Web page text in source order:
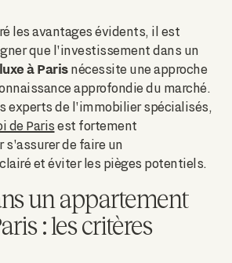
les avantages évidents, il est
que l'investissement dans un
à Parisnécessite une approche
approfondie du marché.
experts de l'immobilier spécialisés,
de Parisest fortement
s'assurer de faire un
et éviter les pièges potentiels.
un appartement
: les critères